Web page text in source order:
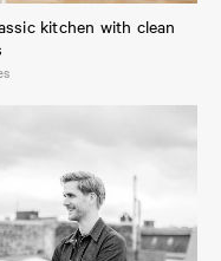
kitchen with clean